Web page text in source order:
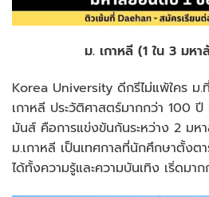
ม. เกาหลี (1 ใน 3 มหา
Korea University ดีกรีไม่แพ้ใคร ม.
เกาหลี ประวัติศาสตร์มากกว่า 100
มันส์ คือการแข่งขันกันระหว่าง 2 มห
ม.เกาหลี เป็นเทศกาลที่นักศึกษาตั้งต
ได้ทั้งความรู้และความบันเทิง เริ่ดมา